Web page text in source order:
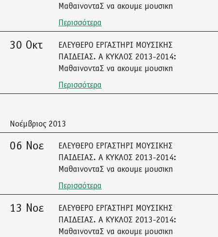
ΜαθαινονταΣ να ακουμε μουσικη
Περισσότερα
30 Οκτ
ΕΛΕΥΘΕΡΟ ΕΡΓΑΣΤΗΡΙ ΜΟΥΣΙΚΗΣ
ΠΑΙΔΕΙΑΣ. Α ΚΥΚΛΟΣ 2013-2014:
ΜαθαινονταΣ να ακουμε μουσικη
Περισσότερα
Νοέμβριος 2013
06 Νοε
ΕΛΕΥΘΕΡΟ ΕΡΓΑΣΤΗΡΙ ΜΟΥΣΙΚΗΣ
ΠΑΙΔΕΙΑΣ. Α ΚΥΚΛΟΣ 2013-2014:
ΜαθαινονταΣ να ακουμε μουσικη
Περισσότερα
13 Νοε
ΕΛΕΥΘΕΡΟ ΕΡΓΑΣΤΗΡΙ ΜΟΥΣΙΚΗΣ
ΠΑΙΔΕΙΑΣ. Α ΚΥΚΛΟΣ 2013-2014:
ΜαθαινονταΣ να ακουμε μουσικη